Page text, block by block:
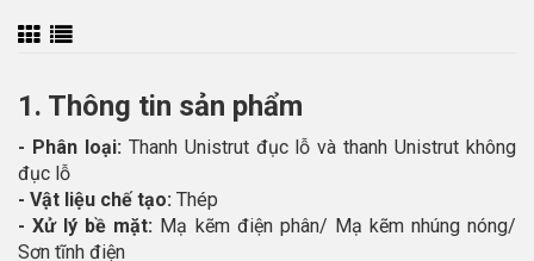
1. Thông tin sản phẩm
- Phân loại: Thanh Unistrut đục lỗ và thanh Unistrut không
đục lỗ
- Vật liệu chế tạo: Thép
- Xử lý bề mặt: Mạ kẽm điện phân/ Mạ kẽm nhúng nóng/
Sơn tĩnh điện